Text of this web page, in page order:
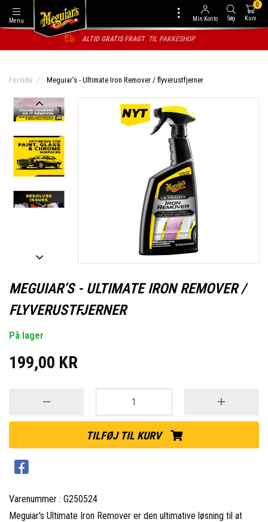
Menu Min Konto Søg Kurv
0
1-2 DAGES LEVERING
Forside Meguiar’s - Ultimate Iron Remover / flyverustfjerner
MEGUIAR’S - ULTIMATE IRON REMOVER /
FLYVERUSTFJERNER
På lager
199,00 KR
TILFØJ TIL KURV
Varenummer : G250524
Meguiar's Ultimate Iron Remover er den ultimative løsning til at